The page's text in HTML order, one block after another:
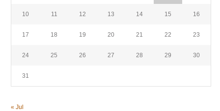
10 11 12 13 14 15 16
17 18 19 20 21 22 23
24 25 26 27 28 29 30
31
« Jul